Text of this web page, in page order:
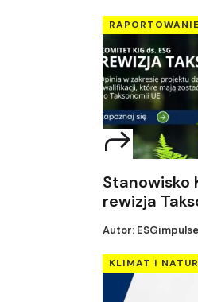
Stanowisko
rewizja
Autor: ESGimpulse
KLIMAT I